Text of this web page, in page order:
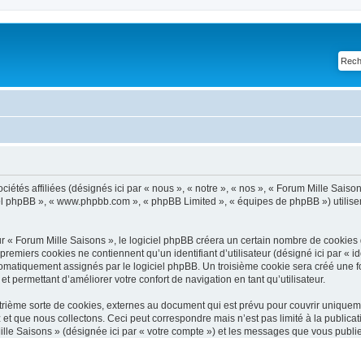
affiliées (désignés ici par « nous », « notre », « nos », « Forum Mille
», « www.phpbb.com », « phpBB Limited », « équipes de phpBB »)
Forum Mille Saisons », le logiciel phpBB créera un certain nombre de cookies
cookies ne contiennent qu’un identifiant d’utilisateur (désigné ici par «
assignés par le logiciel phpBB. Un troisième cookie sera créé une
d’améliorer votre confort de navigation en tant qu’utilisateur.
sorte de cookies, externes au document qui est prévu pour couvrir
que nous collectons. Ceci peut correspondre mais n’est pas limité à la
Saisons » (désignée ici par « votre compte ») et les messages que vous